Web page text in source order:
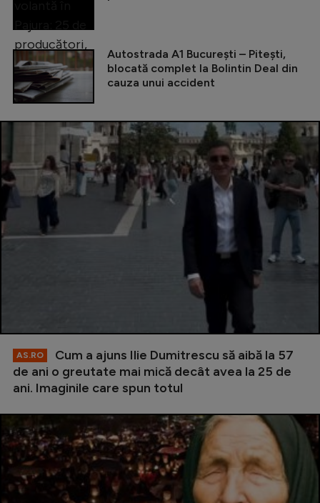
Autostrada A1 București – Pitești,
blocată complet la Bolintin Deal din
cauza unui accident
AS.RO
Cum a ajuns Ilie Dumitrescu să aibă la 57
de ani o greutate mai mică decât avea la 25 de
ani. Imaginile care spun totul